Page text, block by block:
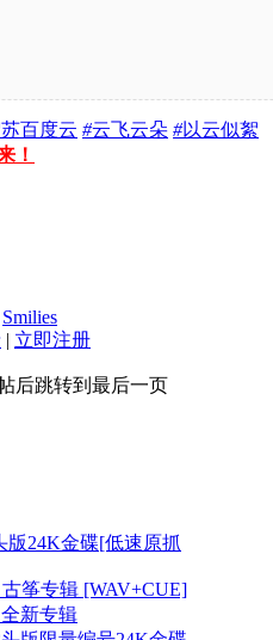
百度云 #云飞云朵 #以云似絮
！
Smilies
| 立即注册
后跳转到最后一页
24K金碟[低速原抓
筝专辑 [WAV+CUE]
新专辑